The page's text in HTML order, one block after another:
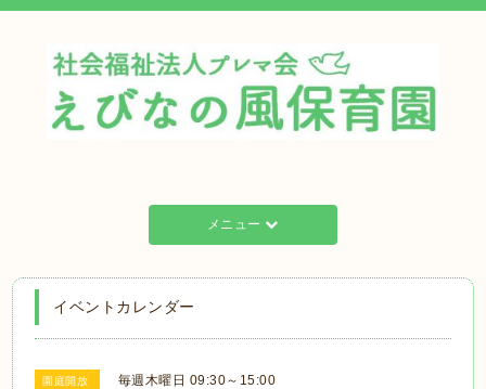
メニュー
イベントカレンダー
園庭開放 毎週木曜日 09:30～15:00